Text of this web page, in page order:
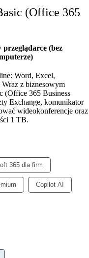
(Office 365
(bez
Word, Excel,
z biznesowym
(Office 365 Business
Exchange, komunikator
wideokonferencje oraz
1 TB.
365 dla firm
Copilot AI